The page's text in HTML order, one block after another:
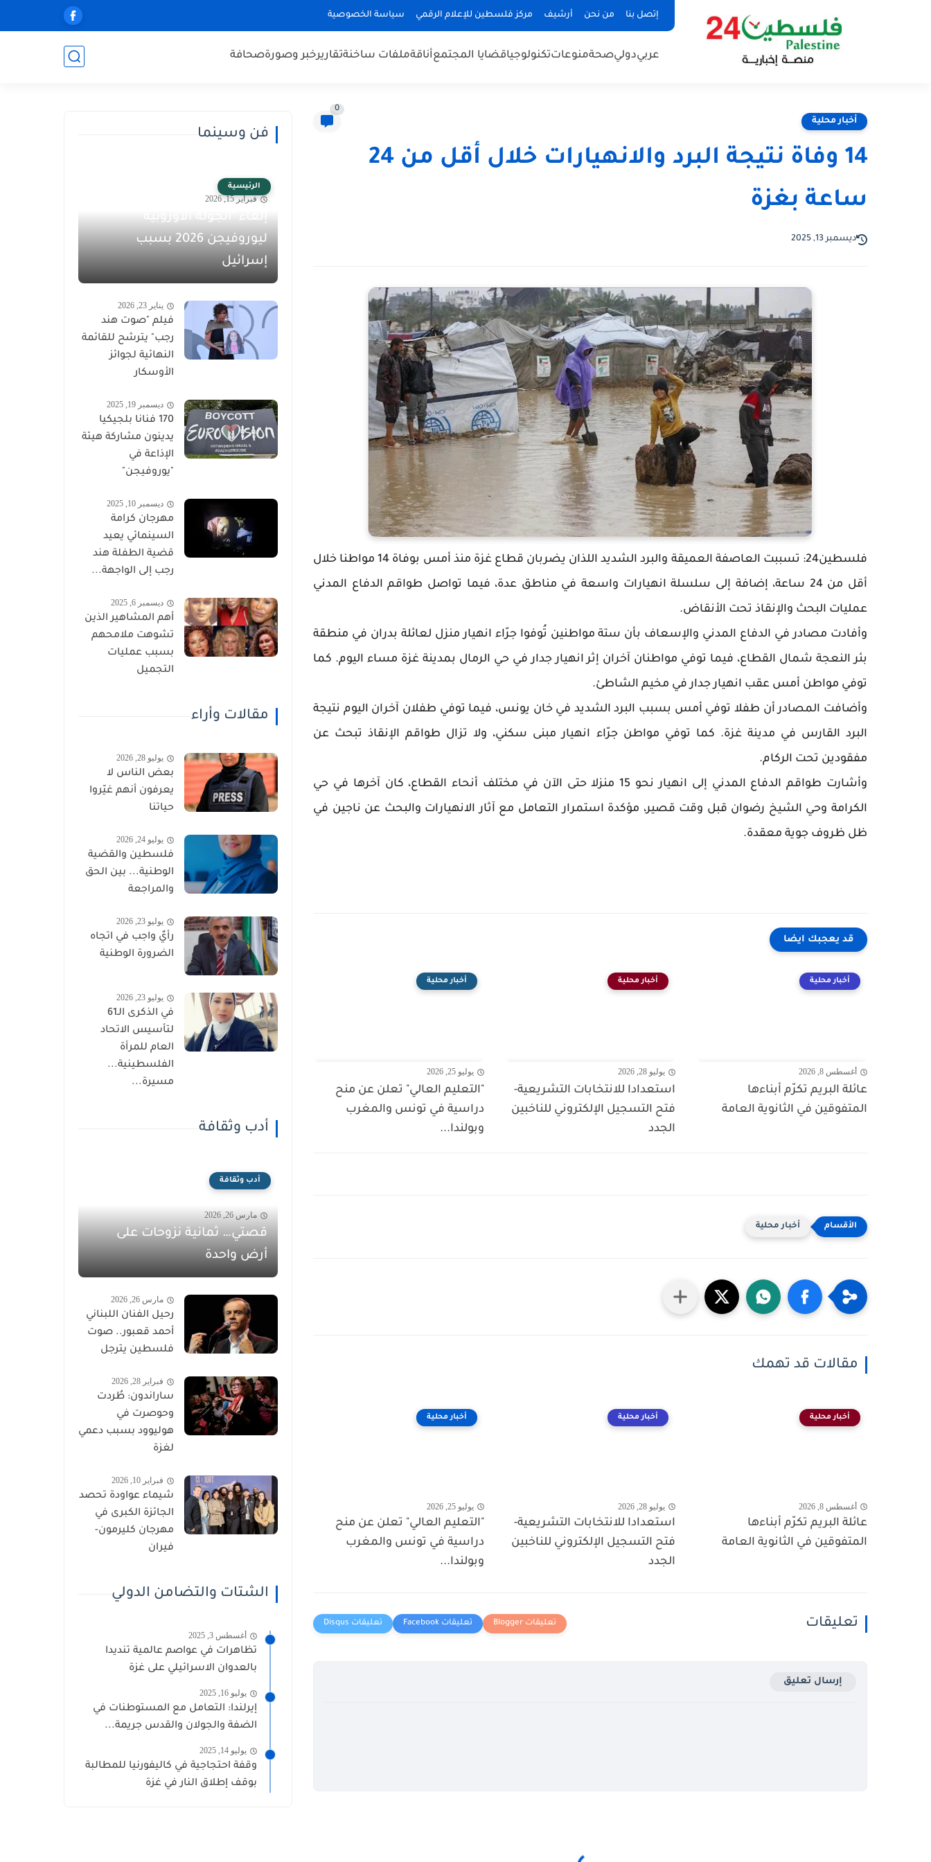
إتصل بنا من نحن أرشيف مركز فلسطين للإعلام الرقمي سياسة الخصوصية
عربيدوليصحةمنوعاتتكنولوجياقضايا المجتمعأناقةملفات ساخنةتقاريرخبر وصورةصحافة
أخبار محلية
0
14 وفاة نتيجة البرد والانهيارات خلال أقل من 24
ساعة بغزة
ديسمبر 13, 2025
فلسطين24: تسببت العاصفة العميقة والبرد الشديد اللذان يضربان قطاع غزة منذ أمس بوفاة 14 مواطنا خلال
أقل من 24 ساعة، إضافة إلى سلسلة انهيارات واسعة في مناطق عدة، فيما تواصل طواقم الدفاع المدني
عمليات البحث والإنقاذ تحت الأنقاض.
وأفادت مصادر في الدفاع المدني والإسعاف بأن ستة مواطنين تُوفوا جرّاء انهيار منزل لعائلة بدران في منطقة
بئر النعجة شمال القطاع، فيما توفي مواطنان آخران إثر انهيار جدار في حي الرمال بمدينة غزة مساء اليوم. كما
توفي مواطن أمس عقب انهيار جدار في مخيم الشاطئ.
وأضافت المصادر أن طفلا توفي أمس بسبب البرد الشديد في خان يونس، فيما توفي طفلان آخران اليوم نتيجة
البرد القارس في مدينة غزة. كما توفي مواطن جرّاء انهيار مبنى سكني، ولا تزال طواقم الإنقاذ تبحث عن
مفقودين تحت الركام.
وأشارت طواقم الدفاع المدني إلى انهيار نحو 15 منزلا حتى الآن في مختلف أنحاء القطاع، كان آخرها في حي
الكرامة وحي الشيخ رضوان قبل وقت قصير، مؤكدة استمرار التعامل مع آثار الانهيارات والبحث عن ناجين في
ظل ظروف جوية معقدة.
قد يعجبك ايضا
أخبار محلية
أغسطس 8, 2026
عائلة البريم تكرّم أبناءها
المتفوقين في الثانوية العامة
أخبار محلية
يوليو 28, 2026
استعدادا للانتخابات التشريعية-
فتح التسجيل الإلكتروني للناخبين
الجدد
أخبار محلية
يوليو 25, 2026
"التعليم العالي" تعلن عن منح
دراسية في تونس والمغرب
وبولندا...
أخبار محلية
مقالات قد تهمك
أخبار محلية
أغسطس 8, 2026
عائلة البريم تكرّم أبناءها
المتفوقين في الثانوية العامة
أخبار محلية
يوليو 28, 2026
استعدادا للانتخابات التشريعية-
فتح التسجيل الإلكتروني للناخبين
الجدد
أخبار محلية
يوليو 25, 2026
"التعليم العالي" تعلن عن منح
دراسية في تونس والمغرب
وبولندا...
تعليقات
إرسال تعليق
فن وسينما
الرئيسية
فبراير 15, 2026
إلغاء "الجولة الأوروبية"
ليوروفيجن 2026 بسبب
إسرائيل
يناير 23, 2026
فيلم "صوت هند
رجب" يترشح للقائمة
النهائية لجوائز
الأوسكار
ديسمبر 19, 2025
170 فنانا بلجيكيا
يدينون مشاركة هيئة
الإذاعة في
"يوروفيجن"
ديسمبر 10, 2025
مهرجان كرامة
السينمائي يعيد
قضية الطفلة هند
رجب إلى الواجهة...
ديسمبر 6, 2025
أهم المشاهير الذين
تشوهت ملامحهم
بسبب عمليات
التجميل
مقالات وأراء
يوليو 28, 2026
بعض الناس لا
يعرفون أنهم غيّروا
حياتنا
يوليو 24, 2026
فلسطين والقضية
الوطنية... بين الحق
والمراجعة
يوليو 23, 2026
رأيٌ واجب في اتجاه
الضرورة الوطنية
يوليو 23, 2026
في الذكرى الـ61
لتأسيس الاتحاد
العام للمرأة
الفلسطينية...
مسيرة...
أدب وثقافة
أدب وثقافة
مارس 26, 2026
قصتي… ثمانية نزوحات على
أرض واحدة
مارس 26, 2026
رحيل الفنان اللبناني
أحمد قعبور.. صوت
فلسطين يترجل
فبراير 28, 2026
ساراندون: طُردت
وحوصرت في
هوليوود بسبب دعمي
لغزة
فبراير 10, 2026
شيماء عواودة تحصد
الجائزة الكبرى في
مهرجان كليرمون-
فيران
الشتات والتضامن الدولي
أغسطس 3, 2025
تظاهرات في عواصم عالمية تنديدا
بالعدوان الاسرائيلي على غزة
يوليو 16, 2025
إيرلندا: التعامل مع المستوطنات في
الضفة والجولان والقدس جريمة...
يوليو 14, 2025
وقفة احتجاجية في كاليفورنيا للمطالبة
بوقف إطلاق النار في غزة